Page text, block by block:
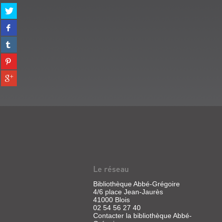
Partager
sur
twitter
(Nouvelle
fenêtre)
Partager
sur
facebook
(Nouvelle
fenêtre)
Partager
sur
tumblr
(Nouvelle
fenêtre)
Partager
sur
pinterest
(Nouvelle
Partager
sur
Le réseau
Bibliothèque Abbé-Grégoire
4/6 place Jean-Jaurès
41000 Blois
02 54 56 27 40
Contacter la bibliothèque Abbé-